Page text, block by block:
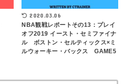
2020.03.06
NBA観戦レポートその13：プレイ
オフ2019 イースト・セミファイナ
ル ボストン・セルティックス×ミ
ルウォーキー・バックス GAME5